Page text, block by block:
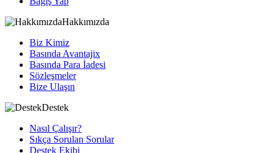
Hakkımızda
Biz Kimiz
Basında Avantajix
Basında Para İadesi
Sözleşmeler
Bize Ulaşın
Destek
Nasıl Çalışır?
Sıkça Sorulan Sorular
Destek Ekibi